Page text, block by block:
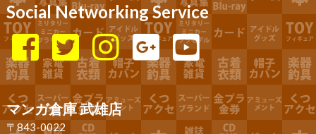
Social Networking Service
マンガ倉庫 武雄店
〒843-0022